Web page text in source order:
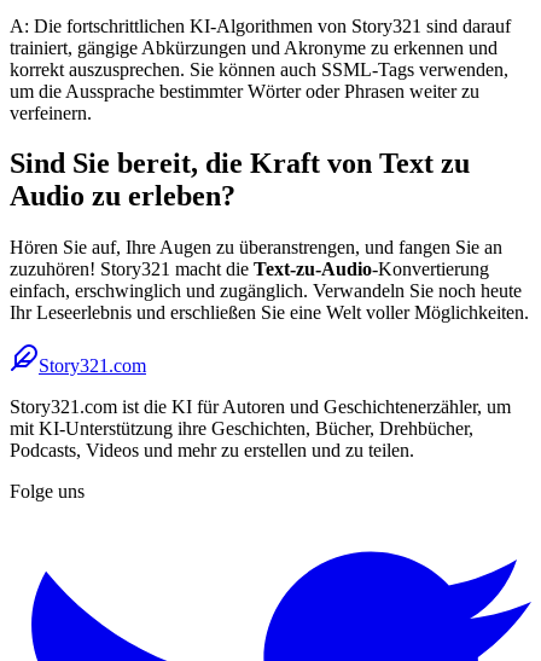
A: Die fortschrittlichen KI-Algorithmen von Story321 sind darauf
trainiert, gängige Abkürzungen und Akronyme zu erkennen und
korrekt auszusprechen. Sie können auch SSML-Tags verwenden,
um die Aussprache bestimmter Wörter oder Phrasen weiter zu
verfeinern.
Sind Sie bereit, die Kraft von Text zu
Audio zu erleben?
Hören Sie auf, Ihre Augen zu überanstrengen, und fangen Sie an
zuzuhören! Story321 macht die Text-zu-Audio-Konvertierung
einfach, erschwinglich und zugänglich. Verwandeln Sie noch heute
Ihr Leseerlebnis und erschließen Sie eine Welt voller Möglichkeiten.
Story321.com
Story321.com ist die KI für Autoren und Geschichtenerzähler, um
mit KI-Unterstützung ihre Geschichten, Bücher, Drehbücher,
Podcasts, Videos und mehr zu erstellen und zu teilen.
Folge uns